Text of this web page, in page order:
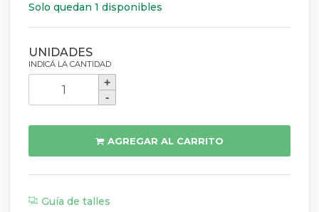
Solo quedan 1 disponibles
Getta
AGREGAR AL CARRITO
Guía de talles